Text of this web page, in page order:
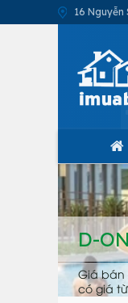
16 Nguyễn
D-
Giá bán
có giá từ